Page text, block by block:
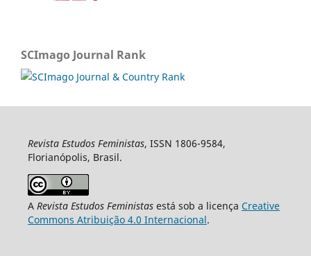
SCImago Journal Rank
Revista Estudos Feministas, ISSN 1806-9584,
Florianópolis, Brasil.
A Revista Estudos Feministasestá sob a licença Creative
Commons Atribuição 4.0 Internacional.